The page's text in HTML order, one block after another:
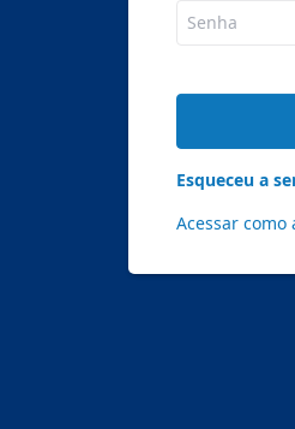
Esqueceu a
Acessar